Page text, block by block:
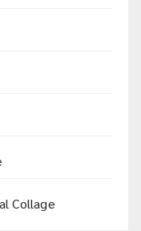
Collage